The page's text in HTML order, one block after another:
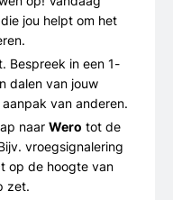
jou helpt om het
Bespreek in een 1-
dalen van jouw
van anderen.
naar Wero tot de
vroegsignalering
op de hoogte van
zet.